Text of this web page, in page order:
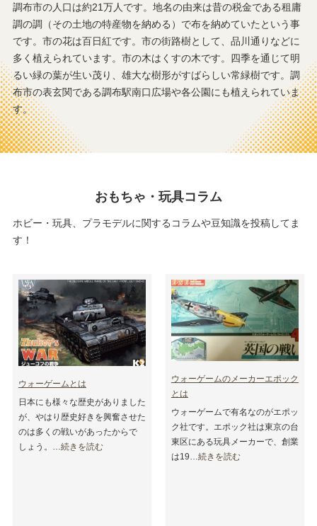
調布市の人口は約21万人です。地名の由来は昔の税金である租庸
調の調（その土地の特産物を納める）で布を納めていたという事
です。市の花は百日紅です。市の街路樹として、品川通りなどに
多く植えられています。市の木はくすの木です。四季を通じて明
るい緑の葉が生い茂り、雄大な樹形がすばらしい常緑樹です。調
布市の表玄関である調布駅南口広場や各公園にも植えられていま
す。
おもちゃ・玩具コラム
ホビー・玩具、プラモデルに関するコラムや豆知識を投稿してま
す！
ウォーゲームとは
日本にも様々な歴史がありました
が、やはり歴史好きを興奮させた
のは多くの戦いがあったからで
しょう。… 続きを読む
ウォーゲームのメーカーエポック
とは
ウォーゲームで有名なのがエポッ
ク社です。エポック社は東京の台
東区にある玩具メーカーで、創業
は19… 続きを読む